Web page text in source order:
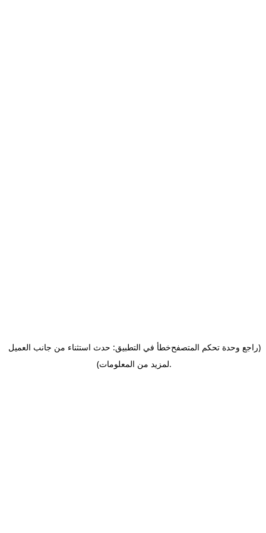
خطأ في التطبيق: حدث استثناء من جانب العميل(راجع وحدة تحكم المتصفح
لمزيد من المعلومات).